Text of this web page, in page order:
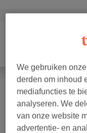
Huidverbetering (1)
Manicure & Pedicure
We gebruiken
derden om inhoud
mediafuncties te
analyseren. We
van onze website
advertentie- en